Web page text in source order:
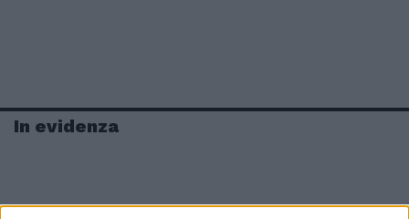
In evidenza